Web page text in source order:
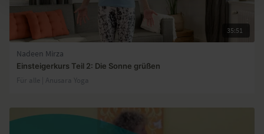
35:51
Nadeen Mirza
Einsteigerkurs Teil 2: Die Sonne grüßen
Für alle | Anusara Yoga